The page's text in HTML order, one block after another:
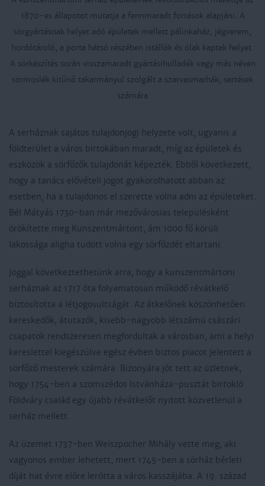
1870-es állapotot mutatja a fennmaradt források alapjáni. A
sörgyártásnak helyet adó épületek mellett pálinkaház, jégverem,
hordótároló, a porta hátsó részében istállók és ólak kaptak helyet.
A sörkészítés során visszamaradt gyártási hulladék vagy más néven
sörmoslék kitűnő takarmányul szolgált a szarvasmarhák, sertések
számára
A serháznak sajátos tulajdonjogi helyzete volt, ugyanis a
földterület a város birtokában maradt, míg az épületek és
eszközök a sörfőzők tulajdonát képezték. Ebből következett,
hogy a tanács elővételi jogot gyakorolhatott abban az
esetben, ha a tulajdonos el szerette volna adni az épületeket.
Bél Mátyás 1730-ban már mezővárosias településként
örökítette meg Kunszentmártont, ám 1000 fő körüli
lakossága aligha tudott volna egy sörfőzdét eltartani.
Joggal következtethetünk arra, hogy a kunszentmártoni
serháznak az 1717 óta folyamatosan működő révátkelő
biztosította a létjogosultságát. Az átkelőnek köszönhetően
kereskedők, átutazók, kisebb-nagyobb létszámú császári
csapatok rendszeresen megfordultak a városban, ami a helyi
kereslettel kiegészülve egész évben biztos piacot jelentett a
sörfőző mesterek számára. Bizonyára jót tett az üzletnek,
hogy 1754-ben a szomszédos Istvánháza-pusztát birtokló
Földváry család egy újabb révátkelőt nyitott közvetlenül a
serház mellett.
Az üzemet 1737-ben Weiszpocher Mihály vette meg, aki
vagyonos ember lehetett, mert 1745-ben a sörház bérleti
díját hat évre előre lerótta a város kasszájába. A 19. század